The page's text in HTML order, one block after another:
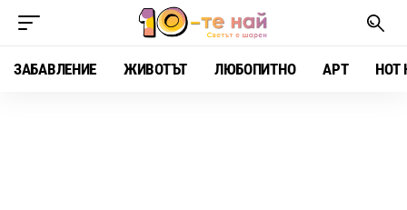
ЗАБАВЛЕНИЕ ЖИВОТЪТ ЛЮБОПИТНО АРТ HOT